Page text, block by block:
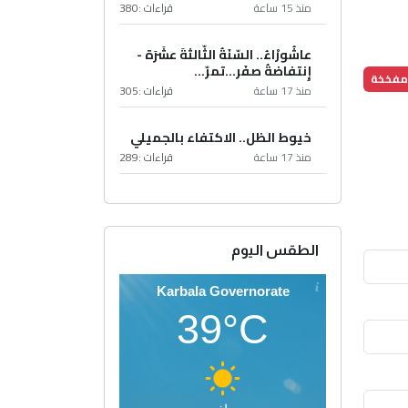
منذ 15 ساعة قراءات :380
عاشُورْاءُ.. السّنَةُ الثّالثةَ عشَرَة -
إِنتفاضةُ صفَر…تمرّ...
منذ 17 ساعة قراءات :305
خيوط الظل.. الاكتفاء بالجميلي
منذ 17 ساعة قراءات :289
الطقس اليوم
Karbala Governorate
39°C